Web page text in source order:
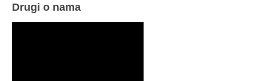
Drugi o nama